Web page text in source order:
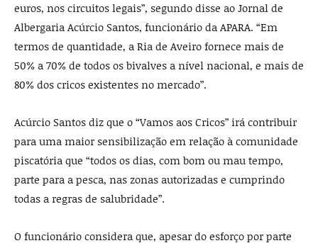
euros, nos circuitos legais”, segundo disse ao Jornal de
Albergaria Acúrcio Santos, funcionário da APARA. “Em
termos de quantidade, a Ria de Aveiro fornece mais de
50% a 70% de todos os bivalves a nível nacional, e mais de
80% dos cricos existentes no mercado”.
Acúrcio Santos diz que o “Vamos aos Cricos” irá contribuir
para uma maior sensibilização em relação à comunidade
piscatória que “todos os dias, com bom ou mau tempo,
parte para a pesca, nas zonas autorizadas e cumprindo
todas a regras de salubridade”.
O funcionário considera que, apesar do esforço por parte